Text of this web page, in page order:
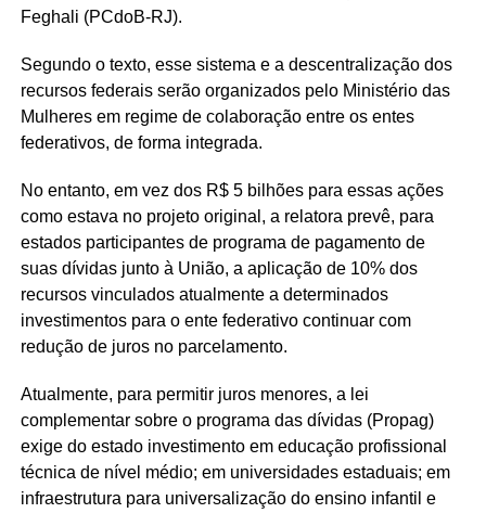
Feghali (PCdoB-RJ).
Segundo o texto, esse sistema e a descentralização dos
recursos federais serão organizados pelo Ministério das
Mulheres em regime de colaboração entre os entes
federativos, de forma integrada.
No entanto, em vez dos R$ 5 bilhões para essas ações
como estava no projeto original, a relatora prevê, para
estados participantes de programa de pagamento de
suas dívidas junto à União, a aplicação de 10% dos
recursos vinculados atualmente a determinados
investimentos para o ente federativo continuar com
redução de juros no parcelamento.
Atualmente, para permitir juros menores, a lei
complementar sobre o programa das dívidas (Propag)
exige do estado investimento em educação profissional
técnica de nível médio; em universidades estaduais; em
infraestrutura para universalização do ensino infantil e